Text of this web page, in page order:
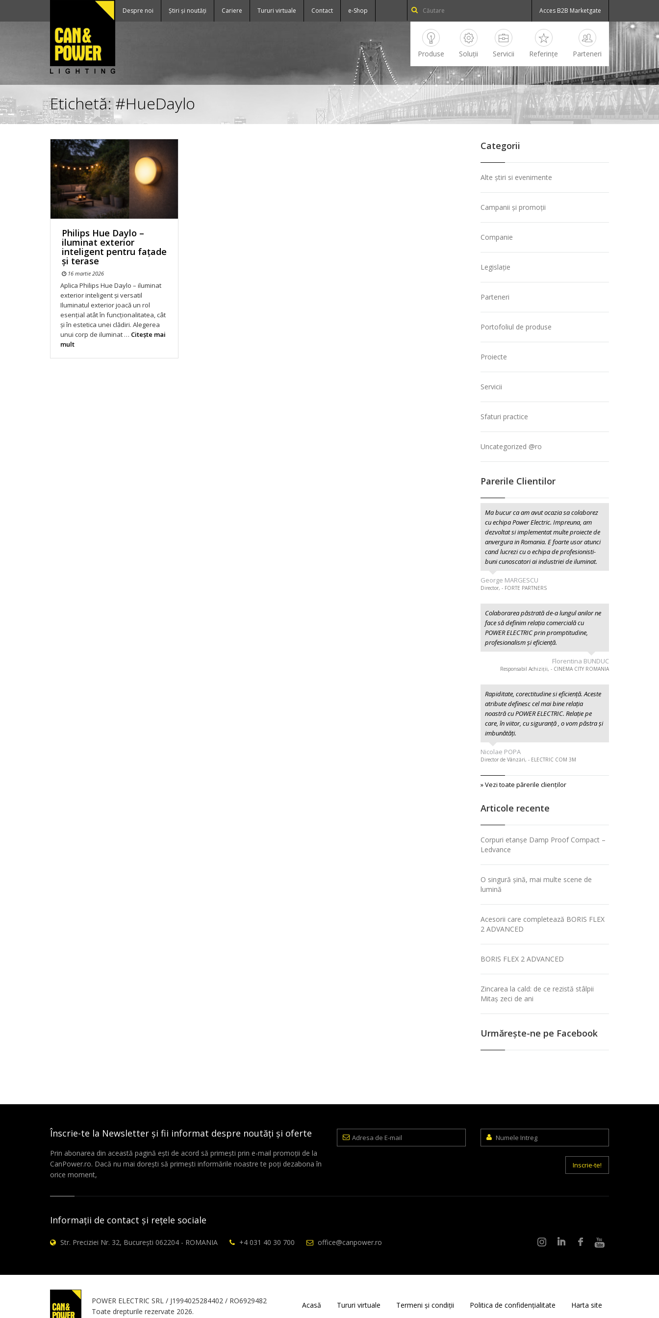
Despre noi Știri și noutăți Cariere Tururi virtuale Contact e-Shop Acces B2B Marketgate
Produse Soluții Servicii Referințe Parteneri
Etichetă:#HueDaylo
Philips Hue Daylo –
iluminat exterior
inteligent pentru fațade
și terase
16 martie 2026
Aplica Philips Hue Daylo – iluminat
exterior inteligent și versatil
Iluminatul exterior joacă un rol
esențial atât în funcționalitatea, cât
și în estetica unei clădiri. Alegerea
unui corp de iluminat … Citeşte mai
mult
Categorii
Alte știri si evenimente
Campanii și promoții
Companie
Legislație
Parteneri
Portofoliul de produse
Proiecte
Servicii
Sfaturi practice
Uncategorized @ro
Parerile Clientilor
Ma bucur ca am avut ocazia sa colaborez
cu echipa Power Electric. Impreuna, am
dezvoltat si implementat multe proiecte de
anvergura in Romania. E foarte usor atunci
cand lucrezi cu o echipa de profesionisti-
buni cunoscatori ai industriei de iluminat.
George MARGESCU
Director, - FORTE PARTNERS
Colaborarea păstrată de-a lungul anilor ne
face să definim relația comercială cu
POWER ELECTRIC prin promptitudine,
profesionalism şi eficiență.
Florentina BUNDUC
Responsabil Achiziții, - CINEMA CITY ROMANIA
Rapiditate, corectitudine si eficiență. Aceste
atribute definesc cel mai bine relația
noastră cu POWER ELECTRIC. Relație pe
care, în viitor, cu siguranță , o vom păstra și
imbunătăți.
Nicolae POPA
Director de Vânzări, - ELECTRIC COM 3M
» Vezi toate părerile clienţilor
Articole recente
Corpuri etanșe Damp Proof Compact –
Ledvance
O singură șină, mai multe scene de
lumină
Acesorii care completează BORIS FLEX
2 ADVANCED
BORIS FLEX 2 ADVANCED
Zincarea la cald: de ce rezistă stâlpii
Mitaș zeci de ani
Urmăreşte-ne pe Facebook
Înscrie-te la Newsletter și fii informat despre noutăți și oferte
Prin abonarea din această pagină ești de acord să primești prin e-mail promoții de la
CanPower.ro. Dacă nu mai dorești să primești informările noastre te poți dezabona în
orice moment,
Adresa
de
Numele
Intreg
Inscrie-te!
Informații de contact și rețele sociale
Str. Preciziei Nr. 32, București 062204 - ROMANIA +4 031 40 30 700 office@canpower.ro
POWER ELECTRIC SRL / J1994025284402 / RO6929482
Toate drepturile rezervate 2026.
Acasă Tururi virtuale Termeni și condiții Politica de confidențialitate Harta site